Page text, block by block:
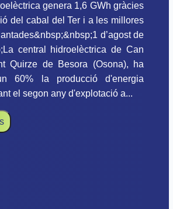
genera 1,6 GWh gràcies
del cabal del Ter i a les millores
d’agost de
central hidroelèctrica de Can
Quirze de Besora (Osona), ha
60% la producció d'energia
el segon any d'explotació a...